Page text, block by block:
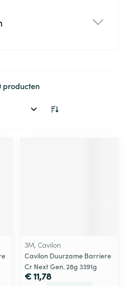
producten
3M, Cavilon
Cavilon Duurzame Barriere
Cr Next Gen. 28g 3391g
€ 11,78